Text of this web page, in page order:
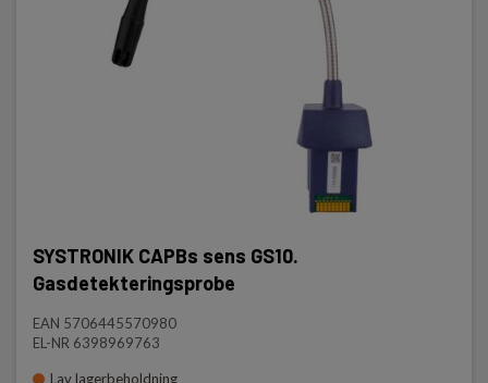
SYSTRONIK CAPBs sens GS10.
Gasdetekteringsprobe
EAN 5706445570980
EL-NR 6398969763
Lav lagerbeholdning